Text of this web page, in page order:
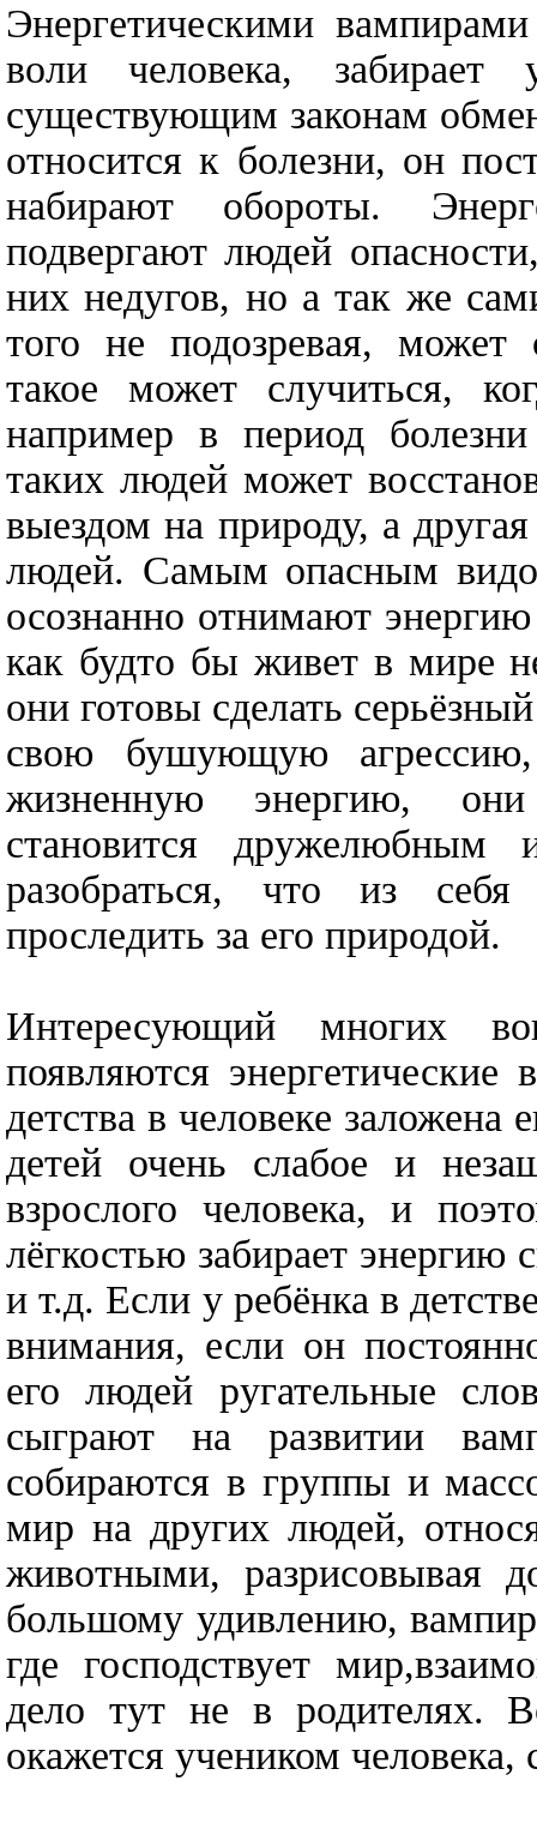
Энергетическими
воли человека,
существующим законам
относится к болезни, он
набирают обороты.
подвергают людей
них недугов, но а так же
того не подозревая,
такое может случиться,
например в период
таких людей может
выездом на природу, а
людей. Самым опасным
осознанно отнимают
как будто бы живет в мире
они готовы сделать
свою бушующую
жизненную энергию,
становится
разобраться, что из
проследить за его природой.
Интересующий многих
появляются
детства в человеке заложена
детей очень слабое и
взрослого человека, и
лёгкостью забирает энергию
и т.д. Если у ребёнка в
внимания, если он
его людей ругательные
сыграют на развитии
собираются в группы и
мир на других людей,
животными, разрисовывая
большому удивлению,
где господствует
дело тут не в родителях.
окажется учеником